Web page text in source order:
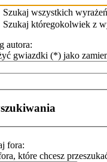
Szukaj wszystkich
Szukaj któregokolwiek z
autora:
gwiazdki (*) jako
fora:
które chcesz